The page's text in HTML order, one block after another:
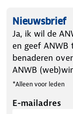
Nieuwsbrief
Ja, ik wil de
en geef
benaderen
ANWB
*Alleen voor leden
E-mailadres